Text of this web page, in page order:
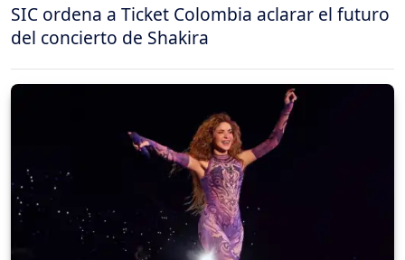
SIC ordena a Ticket Colombia aclarar el futuro
del concierto de Shakira